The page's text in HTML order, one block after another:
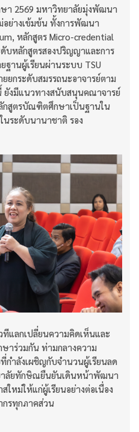
า 2569 มหาวิทยาลัยมุ่งพัฒนา
อย่างเข้มข้น ทั้งการพัฒนา
หลักสูตร Micro-credential
บหลักสูตรสองปริญญาและการ
ฐานผู้เรียนผ่านระบบ TSU
ยกระดับสมรรถนะอาจารย์ตาม
ยังมีแนวทางสนับสนุนคณาจารย์
กสูตรบัณฑิตศึกษาเป็นฐานใน
นระดับนานาชาติ รอง
ทีแลกเปลี่ยนความคิดเห็นและ
าร่วมกัน ท่ามกลางความ
ำลังเผชิญกับจำนวนผู้เรียนลด
าลัยทักษิณยืนยันเดินหน้าพัฒนา
หม่ให้แก่ผู้เรียนอย่างต่อเนื่อง
รทุกภาคส่วน